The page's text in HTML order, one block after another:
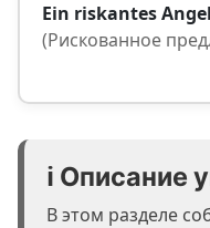
Ein riskantes
(Рискованное
ℹ️ Описание
В этом разделе